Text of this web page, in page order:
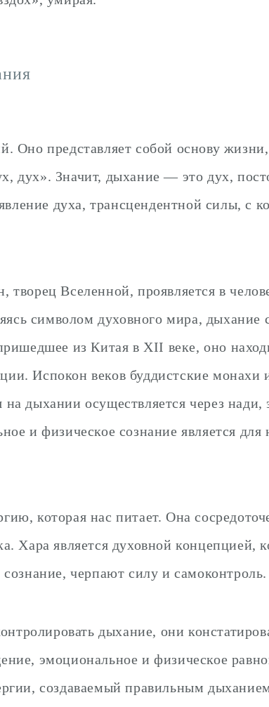
Оно представляет собой основу
дух». Значит, дыхание — это дух,
духа, трансцендентной силы, с
Вселенной, проявляется в
символом духовного мира, дыхание
из Китая в XII веке, оно
Испокон веков буддистские монахи
дыхании осуществляется через нади,
и физическое сознание является
которая нас питает. Она
Хара является духовной концепцией,
черпают силу и самоконтроль.
дыхание, они
эмоциональное и физическое
создаваемый правильным